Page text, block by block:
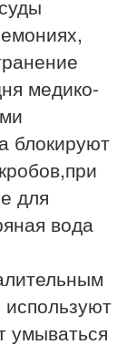
медико-
блокируют
для
вода
умываться